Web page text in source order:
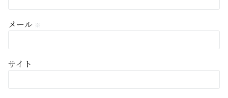
メール ※
サイト